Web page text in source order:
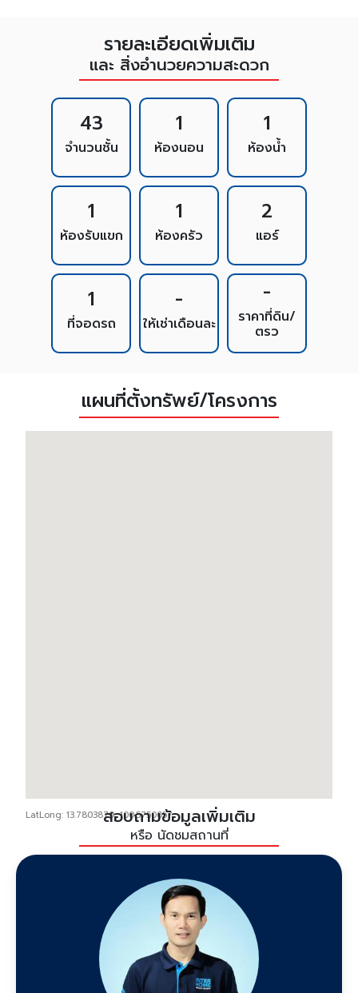
รายละเอียดเพิ่มเติม
และ สิ่งอำนวยความสะดวก
43
จำนวนชั้น
1
ห้องนอน
1
ห้องน้ำ
1
ห้องรับแขก
1
ห้องครัว
2
แอร์
1
ที่จอดรถ
-
ให้เช่าเดือนละ
-
ราคาที่ดิน/
ตรว
แผนที่ตั้งทรัพย์/โครงการ
LatLong: 13.7803879, 100.5750057สอบถามข้อมูลเพิ่มเติม
หรือ นัดชมสถานที่